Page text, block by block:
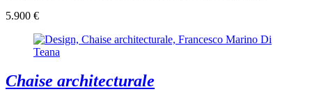
5.900 €
Chaise architecturale